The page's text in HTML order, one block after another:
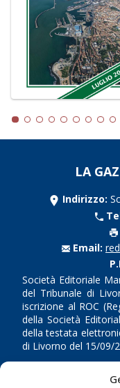
LA
Indirizzo:
Email:
Società Editoriale
del Tribunale di
iscrizione al ROC
della Società
della testata
di Livorno del 15/09/